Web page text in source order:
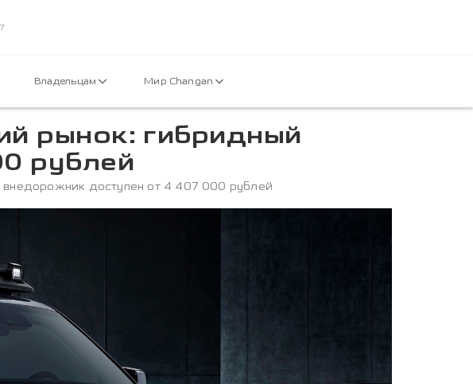
Владельцам Мир Changan
рынок: гибридный
рублей
внедорожник доступен от 4 407 000 рублей